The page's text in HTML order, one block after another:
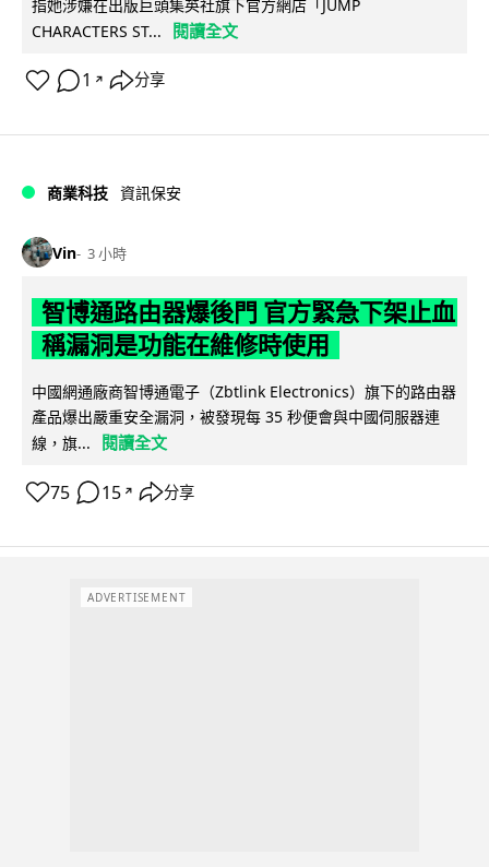
指她涉嫌在出版巨頭集英社旗下官方網店「JUMP
CHARACTERS ST...
閱讀全文
1 ↗ 分享
商業科技 資訊保安
Vin 3 小時
智博通路由器爆後門 官方緊急下架止血
稱漏洞是功能在維修時使用
中國網通廠商智博通電子（Zbtlink Electronics）旗下的路由器
產品爆出嚴重安全漏洞，被發現每 35 秒便會與中國伺服器連
線，旗...
閱讀全文
75 15 ↗ 分享
ADVERTISEMENT